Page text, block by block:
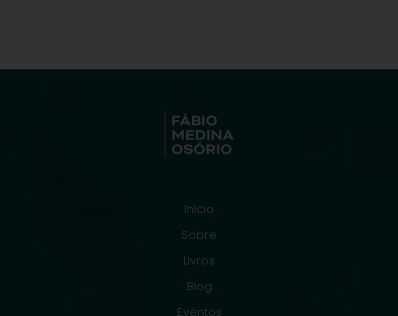
Início
Sobre
Livros
Blog
Eventos